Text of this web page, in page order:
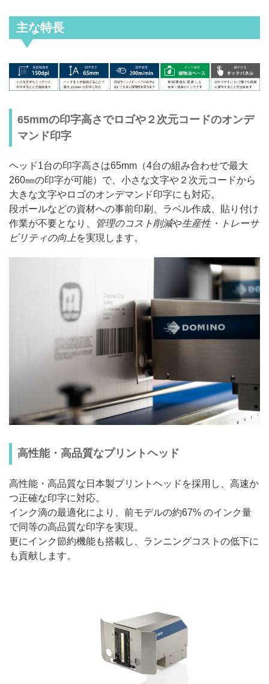
主な特長
65mmの印字高さでロゴや２次元コードのオンデ
マンド印字
ヘッド1台の印字高さは65mm（4台の組み合わせで最大
260㎜の印字が可能）で、小さな文字や２次元コードから
大きな文字やロゴのオンデマンド印字にも対応。
段ボールなどの資材への事前印刷、ラベル作成、貼り付け
作業が不要となり、
管理のコスト削減や生産性・トレーサ
ビリティの向上を実現します。
高性能・高品質なプリントヘッド
高性能・高品質な日本製プリントヘッドを採用し、高速か
つ正確な印字に対応。
インク滴の最適化により、前モデルの約67% のインク量
で同等の高品質な印字を実現。
更にインク節約機能も搭載し、ランニングコストの低下に
も貢献します。